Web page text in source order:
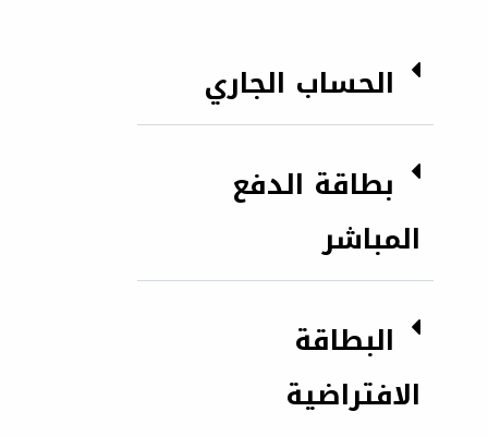
الحساب الجاري
بطاقة الدفع
المباشر
البطاقة
الافتراضية